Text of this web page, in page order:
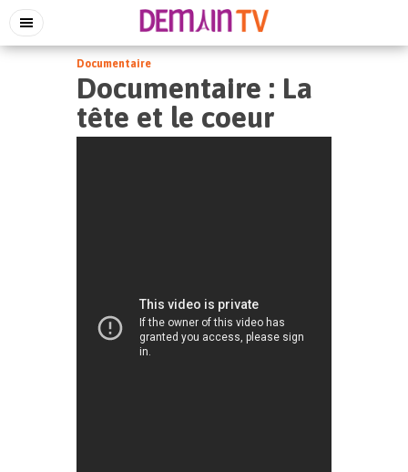
Documentaire
Documentaire : La
tête et le coeur